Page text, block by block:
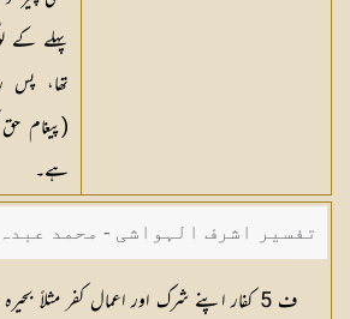
پہلے کے
تھا، پس
(پیغام حق
ہے۔
تفسیر اشرف الہواشی - محمد عبدہ
ف 5 کفار اپنے شرک اور اعمال کفر مثلاً